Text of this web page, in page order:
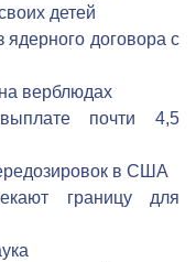
детей
договора с
верблюдах
почти 4,5
в США
границу для